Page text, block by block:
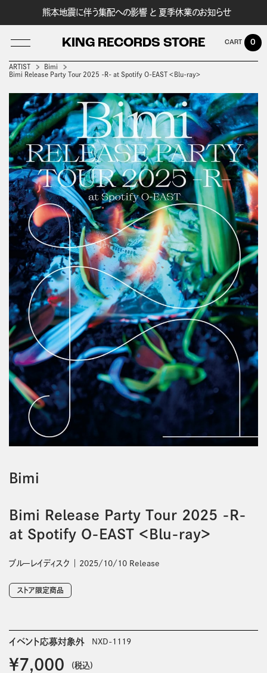
熊本地震に伴う集配への影響 と 夏季休業のお知らせ
KING RECORDS STORE
LOG IN
0
ARTIST
Bimi
Bimi Release Party Tour 2025 -R- at Spotify O-EAST ＜Blu-ray＞
Bimi
Bimi Release Party Tour 2025 -R-
at Spotify O-EAST ＜Blu-ray＞
ブルーレイディスク 2025/10/10 Release
ストア限定商品
イベント応募対象外 NXD-1119
￥7,000 (税込)